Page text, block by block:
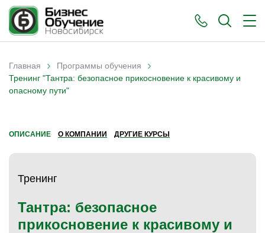
Вы здесь
Главная › Программы обучения ›
Тренинг "Тантра: безопасное прикосновение к красивому и
опасному пути"
ОПИСАНИЕ О КОМПАНИИ ДРУГИЕ КУРСЫ
Тренинг
Тантра: безопасное
прикосновение к красивому и